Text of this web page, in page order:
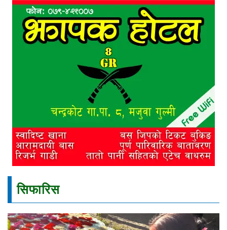
सिफारिस